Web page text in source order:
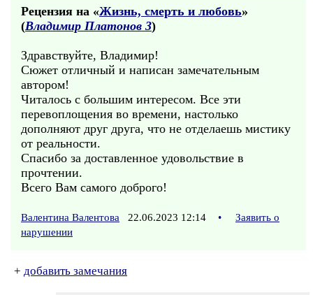
Рецензия на «Жизнь, смерть и любовь»
(Владимир Платонов 3)
Здравствуйте, Владимир!
Сюжет отличный и написан замечательным
автором!
Читалось с большим интересом. Все эти
перевоплощения во времени, настолько
дополняют друг друга, что не отделаешь мистику
от реальности.
Спасибо за доставленное удовольствие в
прочтении.
Всего Вам самого доброго!
Валентина Валентова 22.06.2023 12:14 •
Заявить о
нарушении
+ добавить замечания